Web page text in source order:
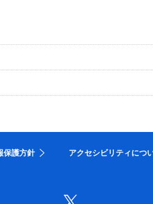
保護方針 アクセシビリティにつ